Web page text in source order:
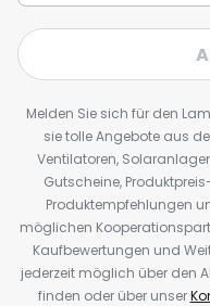
Melden Sie sich für den
sie tolle Angebote aus
Ventilatoren,
Gutscheine,
Produktempfehlungen
möglichen
Kaufbewertungen und
jederzeit möglich über den
finden oder über unser